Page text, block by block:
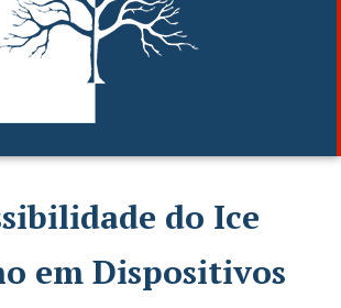
do Ice
em Dispositivos